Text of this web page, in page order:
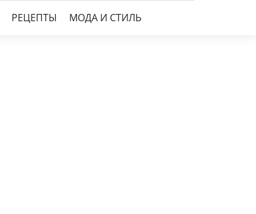
РЕЦЕПТЫ МОДА И СТИЛЬ